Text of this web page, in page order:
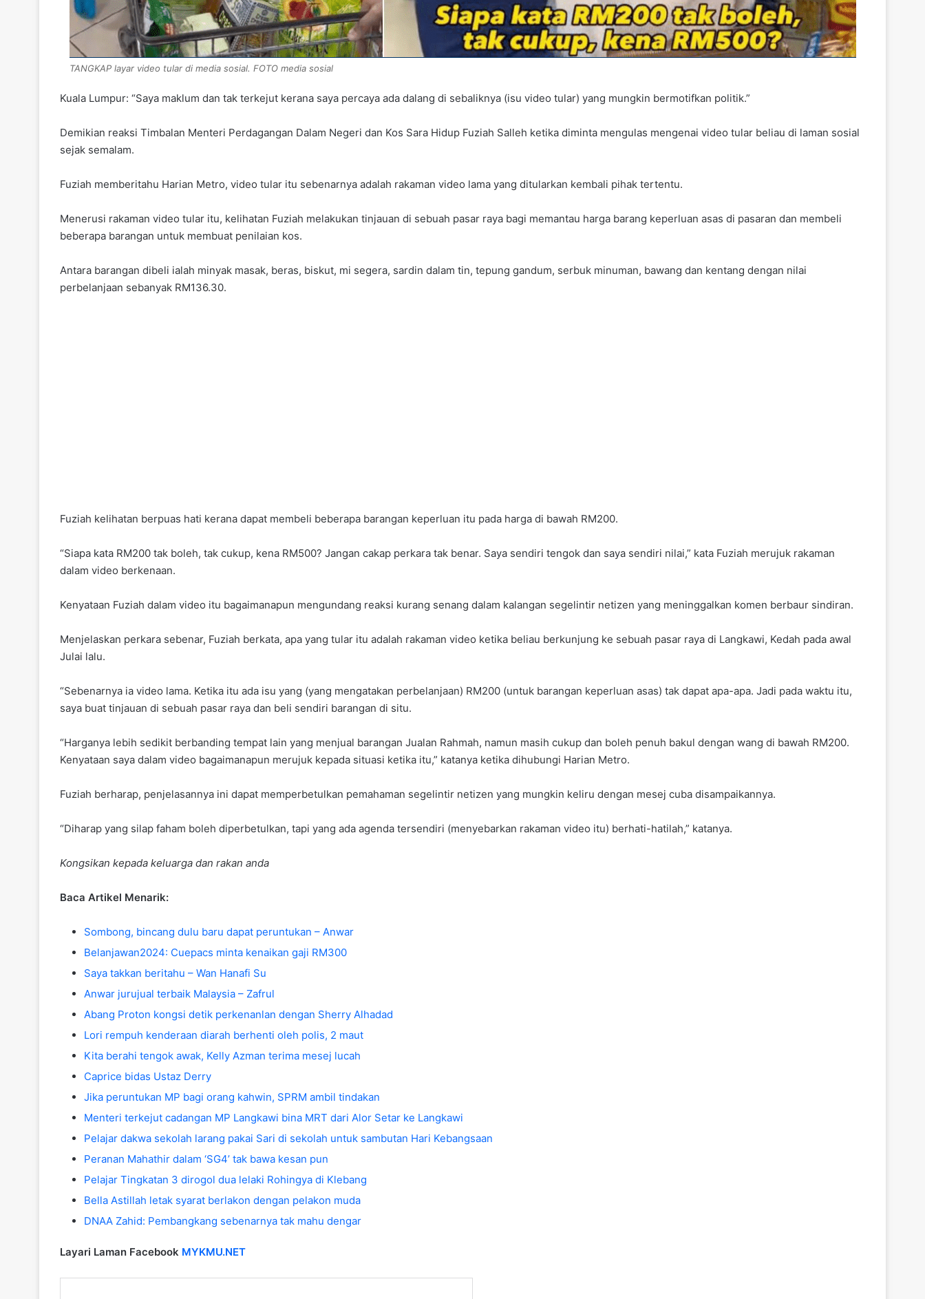
TANGKAP layar video tular di media sosial. FOTO media sosial
Kuala Lumpur: “Saya maklum dan tak terkejut kerana saya percaya ada dalang di sebaliknya (isu video tular) yang mungkin bermotifkan politik.”
Demikian reaksi Timbalan Menteri Perdagangan Dalam Negeri dan Kos Sara Hidup Fuziah Salleh ketika diminta mengulas mengenai video tular beliau di laman sosial
sejak semalam.
Fuziah memberitahu Harian Metro, video tular itu sebenarnya adalah rakaman video lama yang ditularkan kembali pihak tertentu.
Menerusi rakaman video tular itu, kelihatan Fuziah melakukan tinjauan di sebuah pasar raya bagi memantau harga barang keperluan asas di pasaran dan membeli
beberapa barangan untuk membuat penilaian kos.
Antara barangan dibeli ialah minyak masak, beras, biskut, mi segera, sardin dalam tin, tepung gandum, serbuk minuman, bawang dan kentang dengan nilai
perbelanjaan sebanyak RM136.30.
Fuziah kelihatan berpuas hati kerana dapat membeli beberapa barangan keperluan itu pada harga di bawah RM200.
“Siapa kata RM200 tak boleh, tak cukup, kena RM500? Jangan cakap perkara tak benar. Saya sendiri tengok dan saya sendiri nilai,” kata Fuziah merujuk rakaman
dalam video berkenaan.
Kenyataan Fuziah dalam video itu bagaimanapun mengundang reaksi kurang senang dalam kalangan segelintir netizen yang meninggalkan komen berbaur sindiran.
Menjelaskan perkara sebenar, Fuziah berkata, apa yang tular itu adalah rakaman video ketika beliau berkunjung ke sebuah pasar raya di Langkawi, Kedah pada awal
Julai lalu.
“Sebenarnya ia video lama. Ketika itu ada isu yang (yang mengatakan perbelanjaan) RM200 (untuk barangan keperluan asas) tak dapat apa-apa. Jadi pada waktu itu,
saya buat tinjauan di sebuah pasar raya dan beli sendiri barangan di situ.
“Harganya lebih sedikit berbanding tempat lain yang menjual barangan Jualan Rahmah, namun masih cukup dan boleh penuh bakul dengan wang di bawah RM200.
Kenyataan saya dalam video bagaimanapun merujuk kepada situasi ketika itu,” katanya ketika dihubungi Harian Metro.
Fuziah berharap, penjelasannya ini dapat memperbetulkan pemahaman segelintir netizen yang mungkin keliru dengan mesej cuba disampaikannya.
“Diharap yang silap faham boleh diperbetulkan, tapi yang ada agenda tersendiri (menyebarkan rakaman video itu) berhati-hatilah,” katanya.
Kongsikan kepada keluarga dan rakan anda
Baca Artikel Menarik:
Sombong, bincang dulu baru dapat peruntukan – Anwar
Belanjawan2024: Cuepacs minta kenaikan gaji RM300
Saya takkan beritahu – Wan Hanafi Su
Anwar jurujual terbaik Malaysia – Zafrul
Abang Proton kongsi detik perkenanlan dengan Sherry Alhadad
Lori rempuh kenderaan diarah berhenti oleh polis, 2 maut
Kita berahi tengok awak, Kelly Azman terima mesej lucah
Caprice bidas Ustaz Derry
Jika peruntukan MP bagi orang kahwin, SPRM ambil tindakan
Menteri terkejut cadangan MP Langkawi bina MRT dari Alor Setar ke Langkawi
Pelajar dakwa sekolah larang pakai Sari di sekolah untuk sambutan Hari Kebangsaan
Peranan Mahathir dalam ‘SG4’ tak bawa kesan pun
Pelajar Tingkatan 3 dirogol dua lelaki Rohingya di Klebang
Bella Astillah letak syarat berlakon dengan pelakon muda
DNAA Zahid: Pembangkang sebenarnya tak mahu dengar
Layari Laman Facebook MYKMU.NET